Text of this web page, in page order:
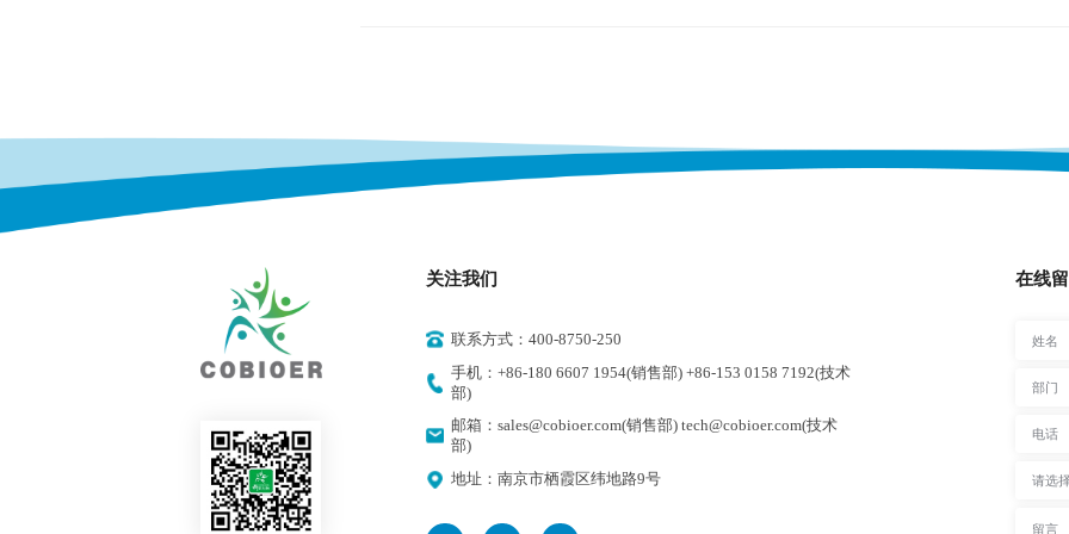
关注我们
联系方式：400-8750-250
手机：+86-180 6607 1954(销售部) +86-153 0158 7192(技术
部)
邮箱：sales@cobioer.com(销售部) tech@cobioer.com(技术
部)
地址：南京市栖霞区纬地路9号
在线